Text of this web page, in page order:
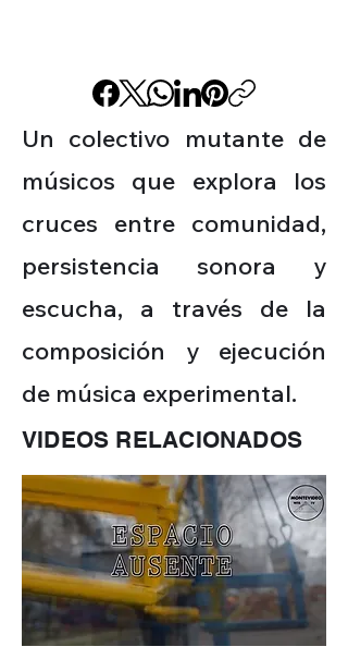
Un colectivo mutante de
músicos que explora los
cruces entre comunidad,
persistencia sonora y
escucha, a través de la
composición y ejecución
de música experimental.
VIDEOS RELACIONADOS